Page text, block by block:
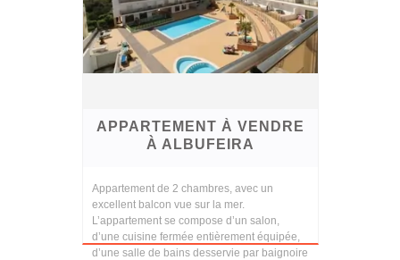
APPARTEMENT À VENDRE
À ALBUFEIRA
Appartement de 2 chambres, avec un
excellent balcon vue sur la mer.
L’appartement se compose d’un salon,
d’une cuisine fermée entièrement équipée,
d’une salle de bains desservie par baignoire